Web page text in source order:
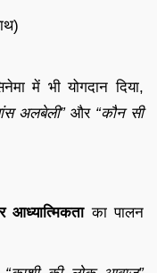
में भी योगदान दिया,
अलबेली”और “कौन सी
आध्यात्मिकताका पालन